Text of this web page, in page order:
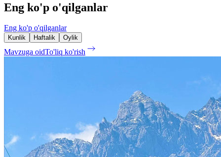
Eng ko'p o'qilganlar
Eng ko'p o'qilganlar
Kunlik Haftalik Oylik
Mavzuga oidTo'liq ko'rish